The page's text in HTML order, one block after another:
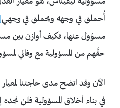
أُحملق في وجهه ويحملق في وجهي
مسؤول عنها، فكيف أوازن بين
حقَّهم من المسؤولية مع وفائي
الآن وقد اتضح مدى حاجتنا
في بناء أخلاق المسؤولية فلن